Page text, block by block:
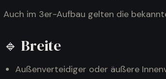
Auch im 3er-Aufbau gelten die
🔹 Breite
Außenverteidiger oder äußere